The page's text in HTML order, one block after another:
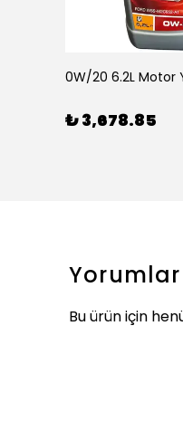
₺ 3,678.85
Yorumlar
Bu ürün için